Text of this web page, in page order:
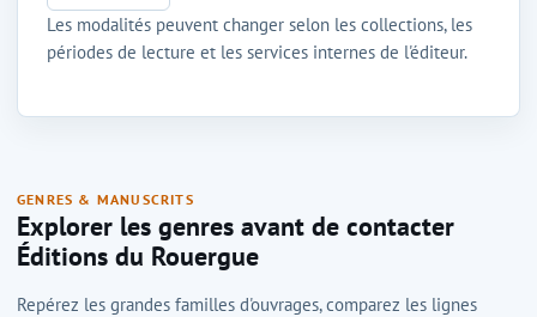
Les modalités peuvent changer selon les collections, les
périodes de lecture et les services internes de l'éditeur.
GENRES & MANUSCRITS
Explorer les genres avant de contacter
Éditions du Rouergue
Repérez les grandes familles d'ouvrages, comparez les lignes